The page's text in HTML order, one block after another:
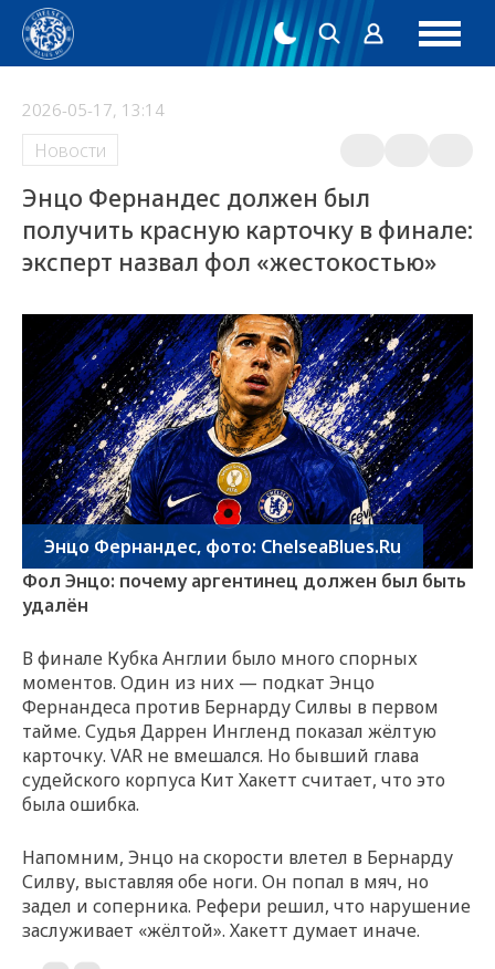
2026-05-17, 13:14
Новости
Энцо Фернандес должен был
получить красную карточку в финале:
эксперт назвал фол «жестокостью»
Энцо Фернандес, фото: ChelseaBlues.Ru
Фол Энцо: почему аргентинец должен был быть
удалён
В финале Кубка Англии было много спорных
моментов. Один из них — подкат Энцо
Фернандеса против Бернарду Силвы в первом
тайме. Судья Даррен Ингленд показал жёлтую
карточку. VAR не вмешался. Но бывший глава
судейского корпуса Кит Хакетт считает, что это
была ошибка.
Напомним, Энцо на скорости влетел в Бернарду
Силву, выставляя обе ноги. Он попал в мяч, но
задел и соперника. Рефери решил, что нарушение
заслуживает «жёлтой». Хакетт думает иначе.